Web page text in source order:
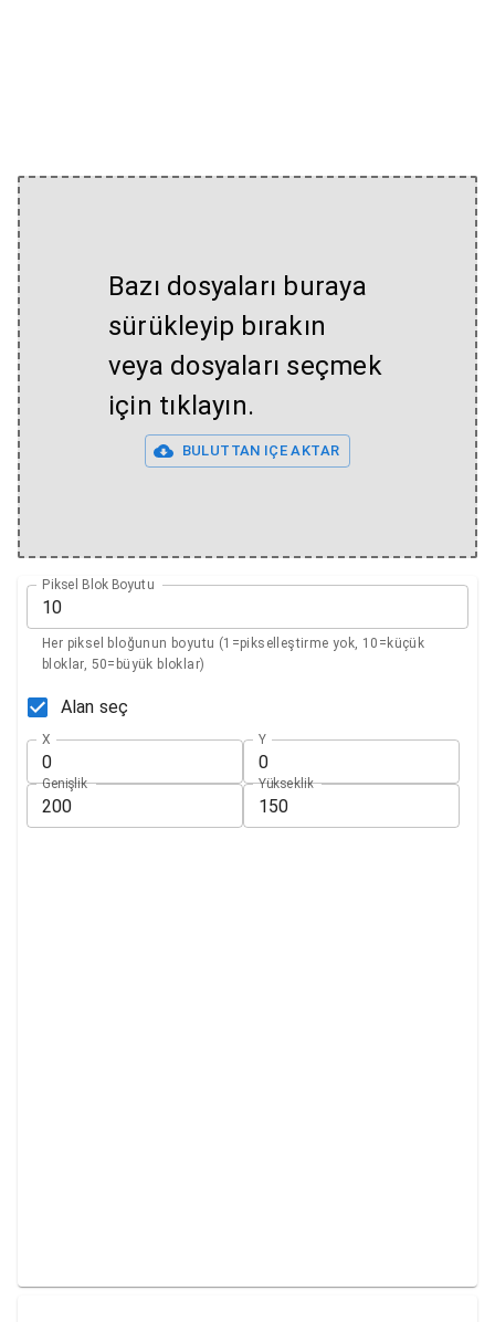
Bazı dosyaları buraya
sürükleyip bırakın
veya dosyaları seçmek
için tıklayın.
BULUTTAN IÇE AKTAR
Piksel Blok Boyutu
Her piksel bloğunun boyutu (1=pikselleştirme yok, 10=küçük
bloklar, 50=büyük bloklar)
Alan seç
X Y
Genişlik Yükseklik